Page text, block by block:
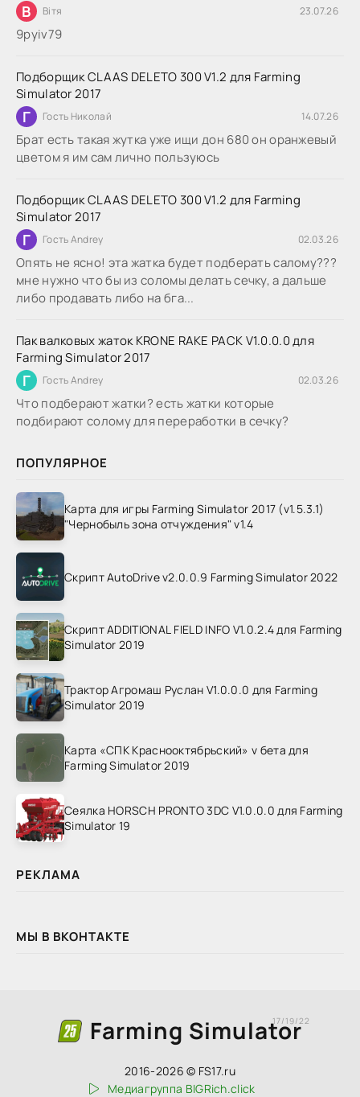
В Вітя 23.07.26
9руіv79
Подборщик CLAAS DELETO 300 V1.2 для Farming
Simulator 2017
Г Гость Николай 14.07.26
Брат есть такая жутка уже ищи дон 680 он оранжевый
цветом я им сам лично пользуюсь
Подборщик CLAAS DELETO 300 V1.2 для Farming
Simulator 2017
Г Гость Andrey 02.03.26
Опять не ясно! эта жатка будет подберать салому???
мне нужно что бы из соломы делать сечку, а дальше
либо продавать либо на бга...
Пак валковых жаток KRONE RAKE PACK V1.0.0.0 для
Farming Simulator 2017
Г Гость Andrey 02.03.26
Что подберают жатки? есть жатки которые
подбирают солому для переработки в сечку?
ПОПУЛЯРНОЕ
Карта для игры Farming Simulator 2017 (v1.5.3.1)
"Чернобыль зона отчуждения" v1.4
Скрипт AutoDrive v2.0.0.9 Farming Simulator 2022
Скрипт ADDITIONAL FIELD INFO V1.0.2.4 для Farming
Simulator 2019
Трактор Агромаш Руслан V1.0.0.0 для Farming
Simulator 2019
Карта «СПК Краснооктябрьский» v бета для
Farming Simulator 2019
Сеялка HORSCH PRONTO 3DC V1.0.0.0 для Farming
Simulator 19
РЕКЛАМА
МЫ В ВКОНТАКТЕ
Farming Simulator
17/19/22
2016-2026 © FS17.ru
Медиагруппа BIGRich.click